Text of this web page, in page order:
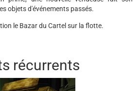
objets d'événements passés.
le Bazar du Cartel sur la flotte.
récurrents